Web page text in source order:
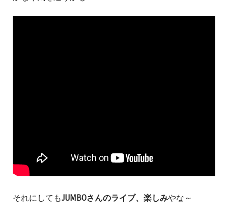
それにしてもJUMBOさんのライブ、楽しみやな～